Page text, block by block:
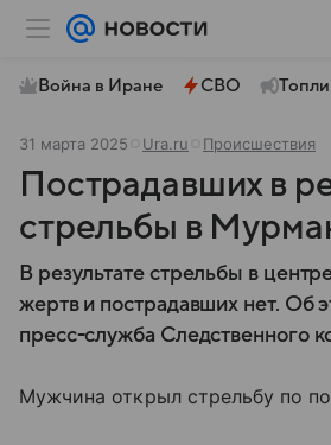
Война в Иране СВО
31 марта 2025 Ura.ru Происшествия
Пострадавших в
стрельбы в
В результате стрельбы в
жертв и пострадавших нет. Об
пресс-служба Следственного
Мужчина открыл стрельбу по